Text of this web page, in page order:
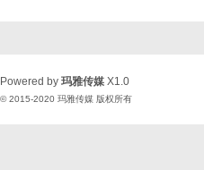
Powered by 玛雅传媒 X1.0
© 2015-2020 玛雅传媒 版权所有